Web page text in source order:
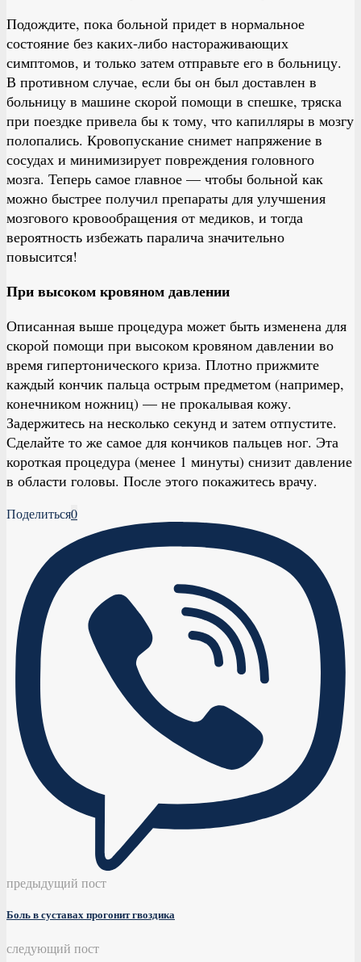
Подождите, пока больной придет в нормальное
состояние без каких-либо настораживающих
симптомов, и только затем отправьте его в больницу.
В противном случае, если бы он был доставлен в
больницу в машине скорой помощи в спешке, тряска
при поездке привела бы к тому, что капилляры в мозгу
полопались. Кровопускание снимет напряжение в
сосудах и минимизирует повреждения головного
мозга. Теперь самое главное — чтобы больной как
можно быстрее получил препараты для улучшения
мозгового кровообращения от медиков, и тогда
вероятность избежать паралича значительно
повысится!
При высоком кровяном давлении
Описанная выше процедура может быть изменена для
скорой помощи при высоком кровяном давлении во
время гипертонического криза. Плотно прижмите
каждый кончик пальца острым предметом (например,
конечником ножниц) — не прокалывая кожу.
Задержитесь на несколько секунд и затем отпустите.
Сделайте то же самое для кончиков пальцев ног. Эта
короткая процедура (менее 1 минуты) снизит давление
в области головы. После этого покажитесь врачу.
Поделиться0
предыдущий пост
Боль в суставах прогонит гвоздика
следующий пост